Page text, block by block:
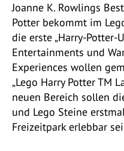
Joanne K. Rowlings
Potter bekommt im
die erste „Harry-Potter-
Entertainments und
Experiences wollen
„Lego Harry Potter TM
neuen Bereich sollen
und Lego Steine
Freizeitpark erlebbar